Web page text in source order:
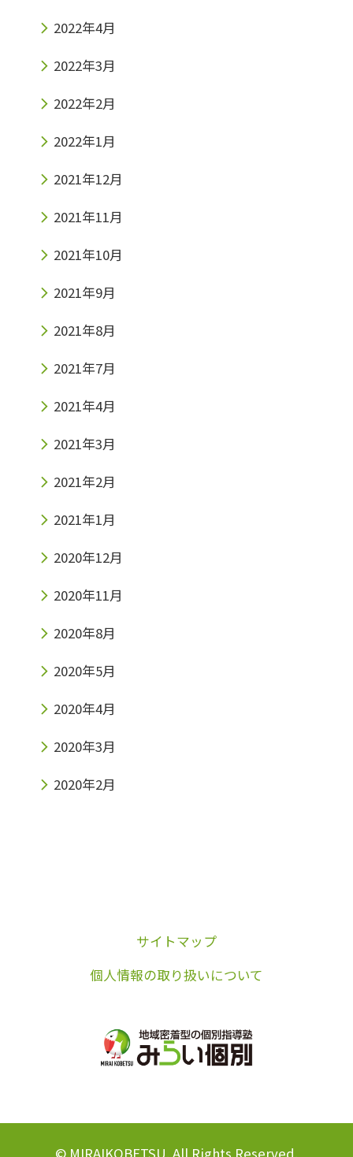
2022年4月
2022年3月
2022年2月
2022年1月
2021年12月
2021年11月
2021年10月
2021年9月
2021年8月
2021年7月
2021年4月
2021年3月
2021年2月
2021年1月
2020年12月
2020年11月
2020年8月
2020年5月
2020年4月
2020年3月
2020年2月
サイトマップ
個人情報の取り扱いについて
© MIRAIKOBETSU. All Rights Reserved.